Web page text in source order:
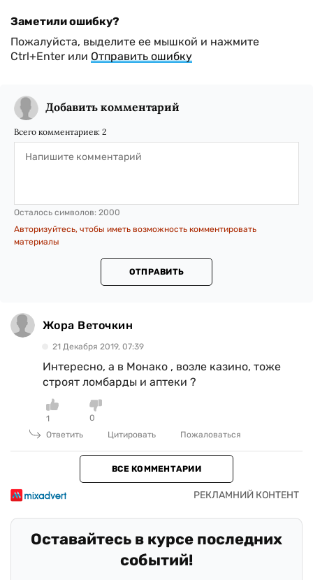
Заметили ошибку?
Пожалуйста, выделите ее мышкой и нажмите
Ctrl+Enter или Отправить ошибку
Добавить комментарий
Всего комментариев: 2
Осталось символов: 2000
Авторизуйтесь, чтобы иметь возможность комментировать
материалы
ОТПРАВИТЬ
Жора Веточкин
21 Декабря 2019, 07:39
Интересно, а в Монако , возле казино, тоже
строят ломбарды и аптеки ?
1
0
Ответить
Цитировать Пожаловаться
ВСЕ КОММЕНТАРИИ
Оставайтесь в курсе последних
событий!